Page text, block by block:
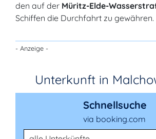
den auf der Müritz-Elde-
Schiffen die Durchfahrt zu gewähren.
- Anzeige -
Unterkunft in
Schnellsuche
via booking.com
Unterkunftsart